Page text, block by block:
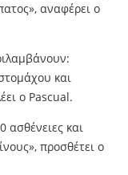
αναφέρει ο
και
ο Pascual.
ασθένειες και
προσθέτει ο